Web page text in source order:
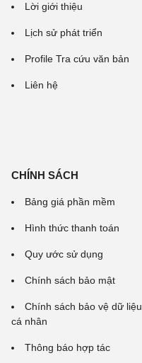
Lời giới thiệu
Lịch sử phát triển
Profile Tra cứu văn bản
Liên hệ
CHÍNH SÁCH
Bảng giá phần mềm
Hình thức thanh toán
Quy ước sử dụng
Chính sách bảo mật
Chính sách bảo vệ dữ liệu
cá nhân
Thông báo hợp tác